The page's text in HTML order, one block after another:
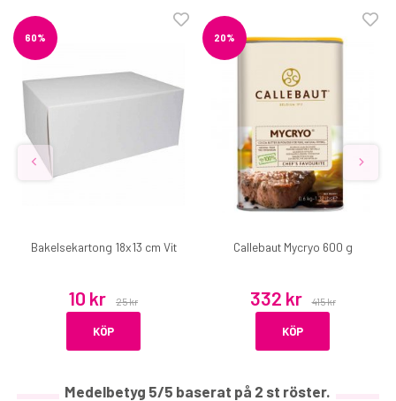
60%
Bakelsekartong 18x13 cm Vit
10 kr 25 kr
KÖP
20%
Callebaut Mycryo 600 g
332 kr 415 kr
KÖP
Medelbetyg 5/5 baserat på 2 st röster.